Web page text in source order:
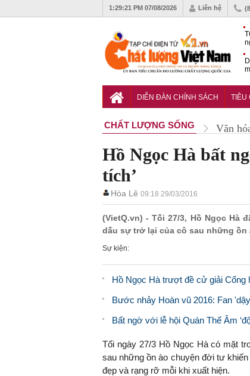
1:29:23 PM 07/08/2026 Liên hệ
DIỄN ĐÀN CHÍNH SÁCH TIÊU
CHẤT LƯỢNG SỐNG Văn
Hồ Ngọc Hà bất
tích’
Hòa Lê 09:18 29/03/2016
(VietQ.vn) - Tối 27/3, Hồ Ngọc Hà
dấu sự trở lại của cô sau những ồn
Sự kiện:
Hồ Ngọc Hà trượt đề cử giải Cống
Bước nhảy Hoàn vũ 2016: Fan
Bất ngờ với lễ hội Quán Thế Âm
Tối ngày 27/3 Hồ Ngọc Hà có mặt
sau những ồn ào chuyện đời tư
đẹp và rạng rỡ mỗi khi xuất hiện.